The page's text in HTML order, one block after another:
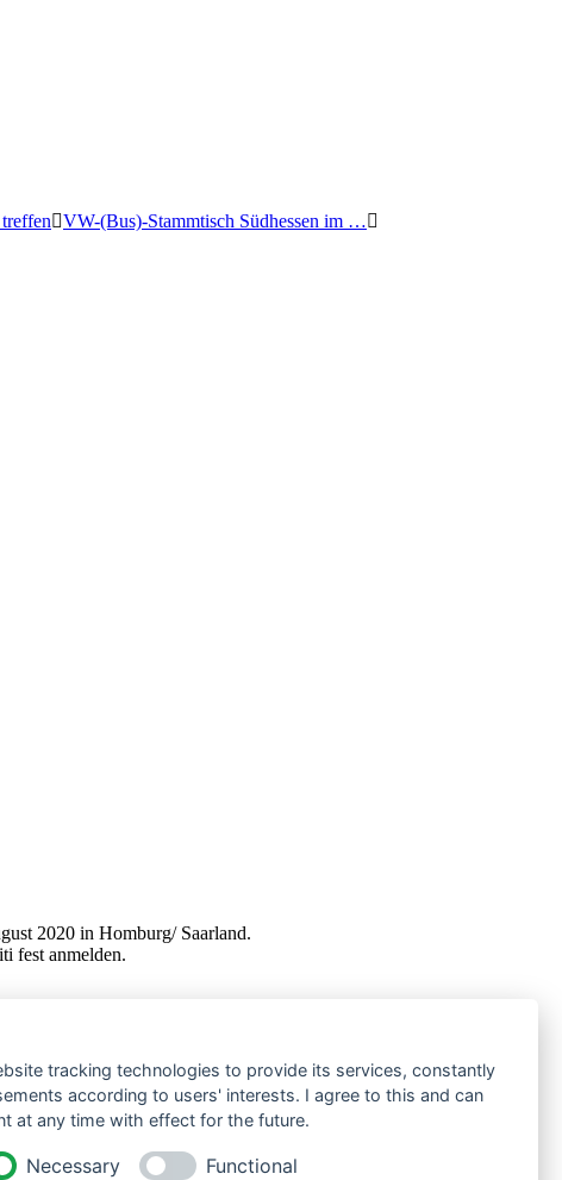
VW-(Bus)-Stammtisch Südhessen im …
2020 in Homburg/ Saarland.
fest anmelden.
tracking technologies to provide its services, constantly
according to users' interests. I agree to this and can
at any time with effect for the future.
Necessary Functional